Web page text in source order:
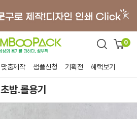
0
맞춤제작 샘플신청 기획전 혜택보기
초밥.롤용기